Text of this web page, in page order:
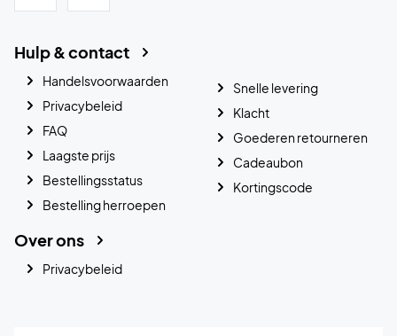
Hulp & contact
Handelsvoorwaarden
Privacybeleid
FAQ
Laagste prijs
Bestellingsstatus
Bestelling herroepen
Snelle levering
Klacht
Goederen retourneren
Cadeaubon
Kortingscode
Over ons
Privacybeleid